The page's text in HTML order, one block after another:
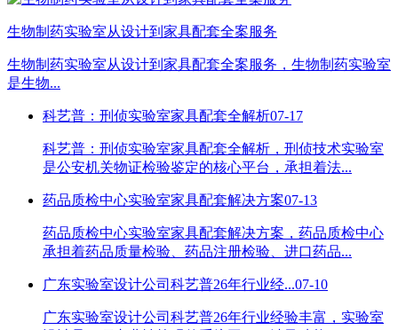
生物制药实验室从设计到家具配套全案服务
生物制药实验室从设计到家具配套全案服务，生物制药实验室
是生物...
科艺普：刑侦实验室家具配套全解析07-17
科艺普：刑侦实验室家具配套全解析，刑侦技术实验室
是公安机关物证检验鉴定的核心平台，承担着法...
药品质检中心实验室家具配套解决方案07-13
药品质检中心实验室家具配套解决方案，药品质检中心
承担着药品质量检验、药品注册检验、进口药品...
广东实验室设计公司科艺普26年行业经...07-10
广东实验室设计公司科艺普26年行业经验丰富，实验室